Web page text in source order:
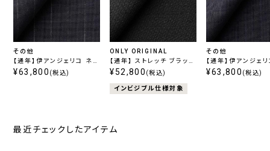
その他
【通年】伊アンジェリコ ネイ
ビーストライプ
¥63,800 (税込)
ONLY ORIGINAL
【通年】 ストレッチ ブラック
柄無地
¥52,800 (税込)
インビジブル仕様対象
その他
【通年】伊アンジェ
ビーストライプ
¥63,800 (税込)
最近チェックしたアイテム